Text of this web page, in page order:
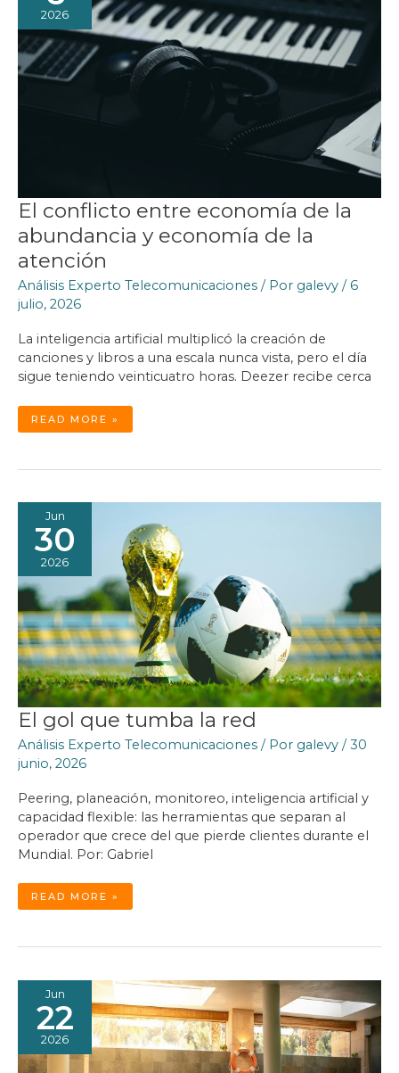
2026
El conflicto entre economía de la
abundancia y economía de la
atención
Análisis Experto Telecomunicaciones / Por galevy / 6
julio, 2026
La inteligencia artificial multiplicó la creación de
canciones y libros a una escala nunca vista, pero el día
sigue teniendo veinticuatro horas. Deezer recibe cerca
EL
CONFLICTO
ENTRE
ABUNDANCIA
ATENCIÓN
READ MORE »
Jun
30
2026
El gol que tumba la red
Análisis Experto Telecomunicaciones / Por galevy /30
junio, 2026
Peering, planeación, monitoreo, inteligencia artificial y
capacidad flexible: las herramientas que separan al
operador que crece del que pierde clientes durante el
Mundial. Por: Gabriel
EL
QUE
READ MORE »
Jun
22
2026